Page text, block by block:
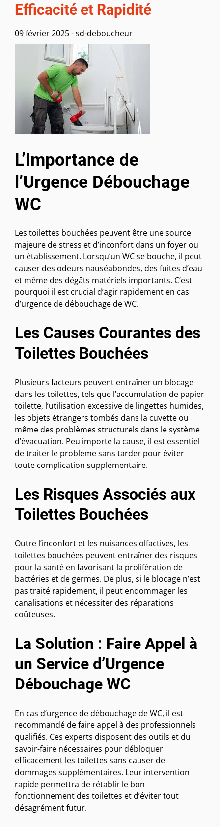
Efficacité et Rapidité
09 février 2025-sd-deboucheur
L’Importance de
l’Urgence Débouchage
WC
Les toilettes bouchées peuvent être une source
majeure de stress et d’inconfort dans un foyer ou
un établissement. Lorsqu’un WC se bouche, il peut
causer des odeurs nauséabondes, des fuites d’eau
et même des dégâts matériels importants. C’est
pourquoi il est crucial d’agir rapidement en cas
d’urgence de débouchage de WC.
Les Causes Courantes des
Toilettes Bouchées
Plusieurs facteurs peuvent entraîner un blocage
dans les toilettes, tels que l’accumulation de papier
toilette, l’utilisation excessive de lingettes humides,
les objets étrangers tombés dans la cuvette ou
même des problèmes structurels dans le système
d’évacuation. Peu importe la cause, il est essentiel
de traiter le problème sans tarder pour éviter
toute complication supplémentaire.
Les Risques Associés aux
Toilettes Bouchées
Outre l’inconfort et les nuisances olfactives, les
toilettes bouchées peuvent entraîner des risques
pour la santé en favorisant la prolifération de
bactéries et de germes. De plus, si le blocage n’est
pas traité rapidement, il peut endommager les
canalisations et nécessiter des réparations
coûteuses.
La Solution : Faire Appel à
un Service d’Urgence
Débouchage WC
En cas d’urgence de débouchage de WC, il est
recommandé de faire appel à des professionnels
qualifiés. Ces experts disposent des outils et du
savoir-faire nécessaires pour débloquer
efficacement les toilettes sans causer de
dommages supplémentaires. Leur intervention
rapide permettra de rétablir le bon
fonctionnement des toilettes et d’éviter tout
désagrément futur.